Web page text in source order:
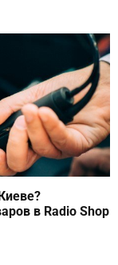
в Radio Shop